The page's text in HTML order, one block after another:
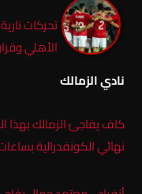
تحركات
الأهلي
نادي الزمالك
كاف يفاجئ الزمالك بهذا
نهائي الكونفدرالية